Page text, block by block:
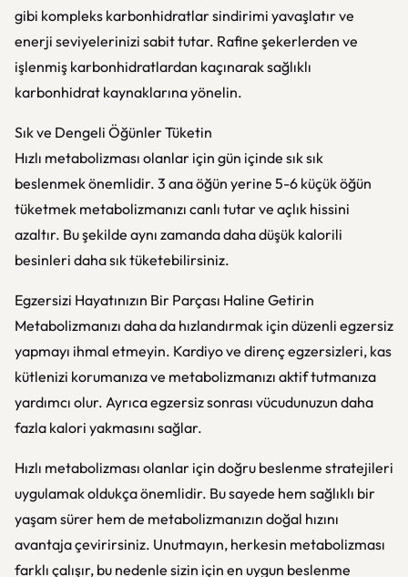
gibi kompleks karbonhidratlar sindirimi yavaşlatır ve
enerji seviyelerinizi sabit tutar. Rafine şekerlerden ve
işlenmiş karbonhidratlardan kaçınarak sağlıklı
karbonhidrat kaynaklarına yönelin.
Sık ve Dengeli Öğünler Tüketin
Hızlı metabolizması olanlar için gün içinde sık sık
beslenmek önemlidir. 3 ana öğün yerine 5-6 küçük öğün
tüketmek metabolizmanızı canlı tutar ve açlık hissini
azaltır. Bu şekilde aynı zamanda daha düşük kalorili
besinleri daha sık tüketebilirsiniz.
Egzersizi Hayatınızın Bir Parçası Haline Getirin
Metabolizmanızı daha da hızlandırmak için düzenli egzersiz
yapmayı ihmal etmeyin. Kardiyo ve direnç egzersizleri, kas
kütlenizi korumanıza ve metabolizmanızı aktif tutmanıza
yardımcı olur. Ayrıca egzersiz sonrası vücudunuzun daha
fazla kalori yakmasını sağlar.
Hızlı metabolizması olanlar için doğru beslenme stratejileri
uygulamak oldukça önemlidir. Bu sayede hem sağlıklı bir
yaşam sürer hem de metabolizmanızın doğal hızını
avantaja çevirirsiniz. Unutmayın, herkesin metabolizması
farklı çalışır, bu nedenle sizin için en uygun beslenme